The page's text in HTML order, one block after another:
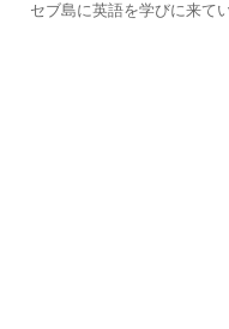
セブ島に英語を学びに来て